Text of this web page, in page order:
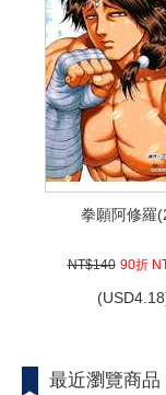
拳願阿修羅
NT$140 90折
(USD
最近瀏覽商品